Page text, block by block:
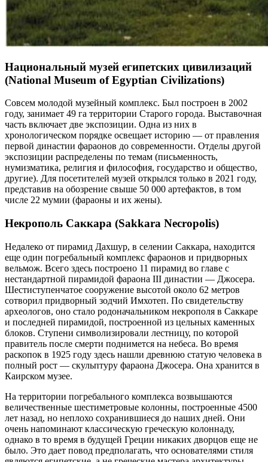
Национальный музей египетских цивилизаций
(National Museum of Egyptian Civilizations)
Совсем молодой музейный комплекс. Был построен в 2002
году, занимает 49 га территории Старого города. Выставочная
часть включает две экспозиции. Одна из них в
хронологическом порядке освещает историю — от правления
первой династии фараонов до современности. Отделы другой
экспозиции распределены по темам (письменность,
нумизматика, религия и философия, государство и общество,
другие). Для посетителей музей открылся только в 2021 году,
представив на обозрение свыше 50 000 артефактов, в том
числе 22 мумии (фараоны и их жены).
Некрополь Саккара (Sakkara Necropolis)
Недалеко от пирамид Дахшур, в селении Саккара, находится
еще один погребальный комплекс фараонов и придворных
вельмож. Всего здесь построено 11 пирамид во главе с
нестандартной пирамидой фараона III династии — Джосера.
Шестиступенчатое сооружение высотой около 62 метров
сотворил придворный зодчий Имхотеп. По свидетельству
археологов, оно стало родоначальником некрополя в Саккаре
и последней пирамидой, построенной из цельных каменных
блоков. Ступени символизировали лестницу, по которой
правитель после смерти поднимется на небеса. Во время
раскопок в 1925 году здесь нашли древнюю статую человека в
полный рост — скульптуру фараона Джосера. Она хранится в
Каирском музее.
На территории погребального комплекса возвышаются
величественные шестиметровые колонны, построенные 4500
лет назад, но неплохо сохранившиеся до наших дней. Они
очень напоминают классическую греческую колоннаду,
однако в то время в будущей Греции никаких дворцов еще не
было. Это дает повод предполагать, что основателями стиля